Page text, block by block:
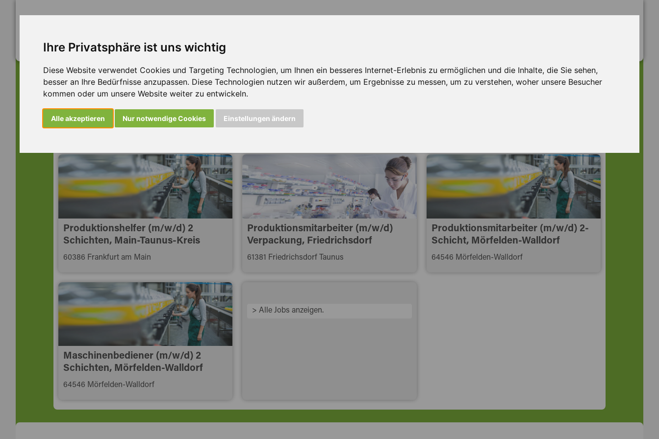
Ihre Privatsphäre ist uns wichtig
Diese Website verwendet Cookies und Targeting Technologien, um Ihnen ein besseres Internet-Erlebnis zu ermöglichen und die Inhalte, die Sie sehen,
besser an Ihre Bedürfnisse anzupassen. Diese Technologien nutzen wir außerdem, um Ergebnisse zu messen, um zu verstehen, woher unsere Besucher
kommen oder um unsere Website weiter zu entwickeln.
Alle akzeptieren Nur notwendige Cookies Einstellungen ändern
Dieser Job ist leider nicht mehr verfügbar ...
... aber vielleicht ist hier etwas dabei:
Produktionshelfer (m/w/d) 2
Schichten, Main-Taunus-Kreis
60386 Frankfurt am Main
Produktionsmitarbeiter (m/w/d)
Verpackung, Friedrichsdorf
61381 Friedrichsdorf Taunus
Produktionsmitarbeiter (m/w/d) 2-
Schicht, Mörfelden-Walldorf
64546 Mörfelden-Walldorf
Maschinenbediener (m/w/d) 2
Schichten, Mörfelden-Walldorf
64546 Mörfelden-Walldorf
> Alle Jobs anzeigen.